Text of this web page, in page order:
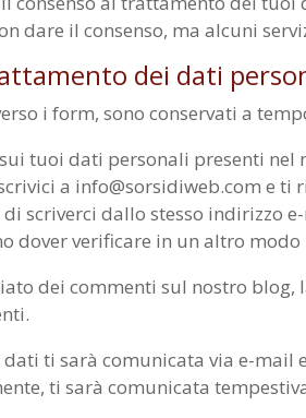
dare il consenso, ma alcuni
dei dati
i form, sono conservati a
tuoi dati personali presenti
a info@sorsidiweb.com e ti
scriverci dallo stesso
dover verificare in un altro
dei commenti sul nostro
ti sarà comunicata via e-mail
ti sarà comunicata